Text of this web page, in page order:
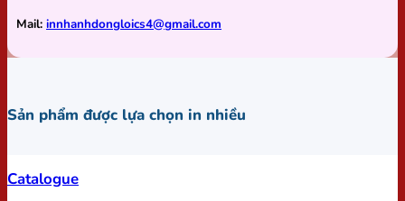
Mail: innhanhdongloics4@gmail.com
Sản phẩm được lựa chọn in nhiều
Catalogue